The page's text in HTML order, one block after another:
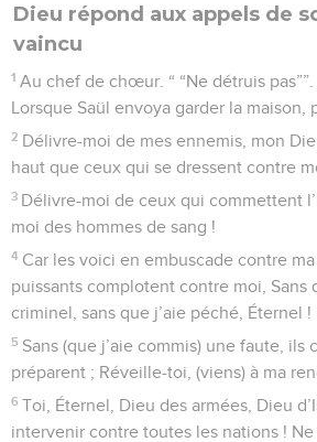
Dieu répond aux appels de
vaincu
1 Au chef de chœur. “ “Ne détruis
Lorsque Saül envoya garder la maison,
2 Délivre-moi de mes ennemis, mon
haut que ceux qui se dressent contre
3 Délivre-moi de ceux qui commettent
moi des hommes de sang !
4 Car les voici en embuscade contre
puissants complotent contre moi, Sans
criminel, sans que j’aie péché, Éternel !
5 Sans (que j’aie commis) une faute, ils
préparent ; Réveille-toi, (viens) à ma
6 Toi, Éternel, Dieu des armées, Dieu
intervenir contre toutes les nations ! Ne